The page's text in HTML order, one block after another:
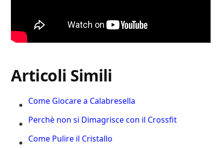
Articoli Simili
Come Giocare a Calabresella
Perchè non si Dimagrisce con il Crossfit
Come Pulire il Cristallo